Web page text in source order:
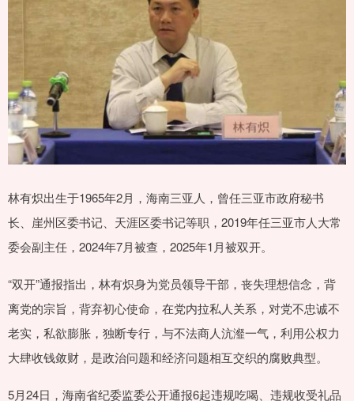
林有炽出生于1965年2月，海南三亚人，曾任三亚市政府秘书
长、崖州区委书记、天涯区委书记等职，2019年任三亚市人大常
委会副主任，2024年7月被查，2025年1月被双开。
“双开”通报指出，林有炽身为党员领导干部，丧失理想信念，背
离党的宗旨，背弃初心使命，在党内拉私人关系，对党不忠诚不
老实，私欲膨胀，独断专行，与不法商人沆瀣一气，利用公权力
大肆收钱敛财，是政治问题和经济问题相互交织的腐败典型。
5月24日，海南省纪委监委公开通报6起违规吃喝、违规收受礼品